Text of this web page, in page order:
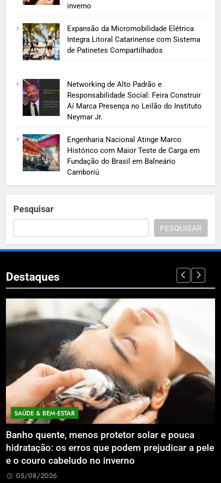
inverno
Expansão da Micromobilidade Elétrica
Integra Litoral Catarinense com Sistema
de Patinetes Compartilhados
Networking de Alto Padrão e
Responsabilidade Social: Feira Construir
Aí Marca Presença no Leilão do Instituto
Neymar Jr.
Engenharia Nacional Atinge Marco
Histórico com Maior Teste de Carga em
Fundação do Brasil em Balneário
Camboriú
Pesquisar
PESQUISAR
Destaques
SAÚDE & BEM‑ESTAR
Banho quente, menos protetor solar e pouca
hidratação: os erros que podem prejudicar a pele
e o couro cabeludo no inverno
05/08/2026